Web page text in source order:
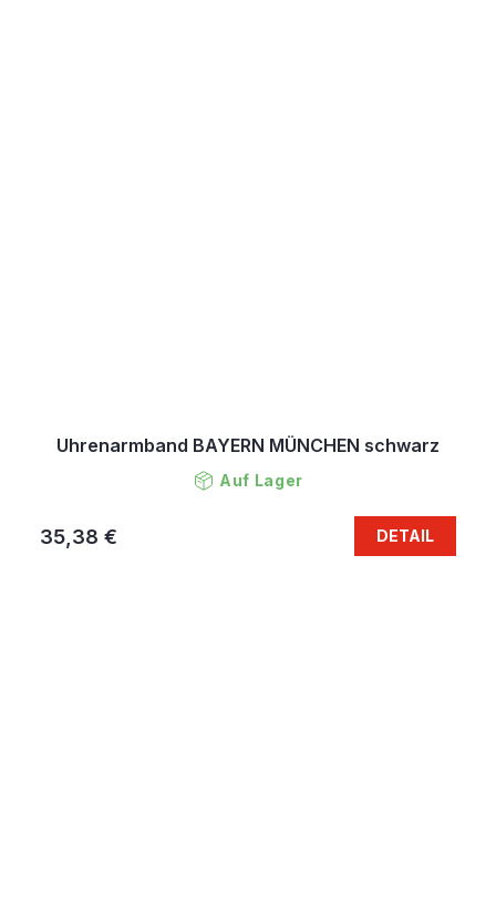
Uhrenarmband BAYERN MÜNCHEN schwarz
Auf Lager
35,38 € DETAIL